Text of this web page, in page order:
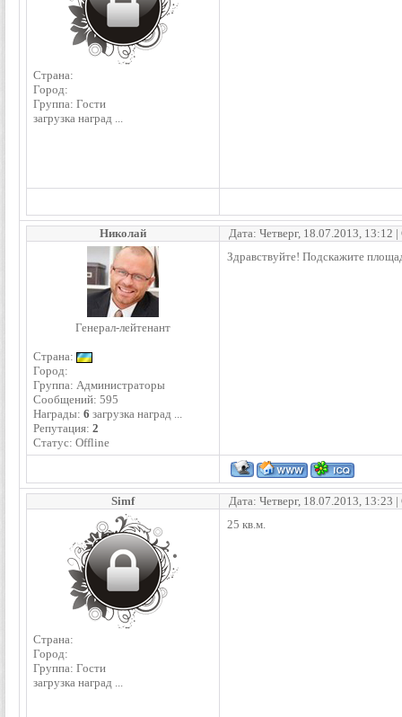
Страна:
Город:
Группа: Гости
загрузка наград ...
Николай Дата: Четверг, 18.07.2013, 13:12
Генерал-лейтенант
Страна:
Город:
Группа: Администраторы
Сообщений: 595
Награды: 6 загрузка наград ...
Репутация: 2
Статус: Offline
Здравствуйте! Подскажите
Simf Дата: Четверг, 18.07.2013, 13:23
Страна:
Город:
Группа: Гости
загрузка наград ...
25 кв.м.